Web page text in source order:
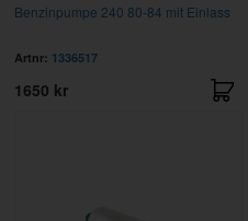
Benzinpumpe 240 80-84 mit Einlass
Artnr: 1336517
1650 kr